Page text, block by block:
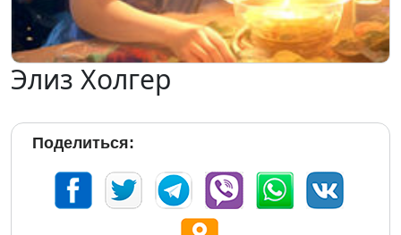
Элиз Холгер
Поделиться: